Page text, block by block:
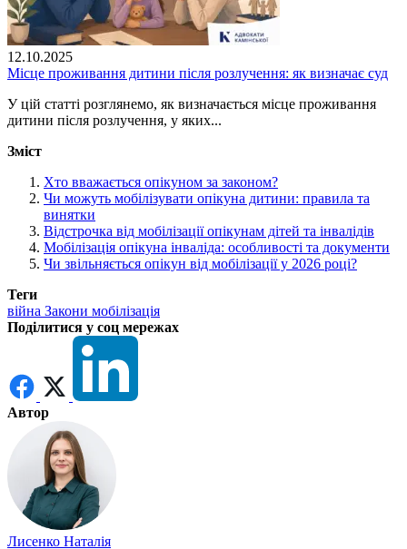
12.10.2025
Місце проживання дитини після розлучення: як визначає суд
У цій статті розглянемо, як визначається місце проживання
дитини після розлучення, у яких...
Зміст
Хто вважається опікуном за законом?
Чи можуть мобілізувати опікуна дитини: правила та
винятки
Відстрочка від мобілізації опікунам дітей та інвалідів
Мобілізація опікуна інваліда: особливості та документи
Чи звільняється опікун від мобілізації у 2026 році?
Теги
війна Закони мобілізація
Поділитися у соц мережах
Автор
Лисенко Наталія